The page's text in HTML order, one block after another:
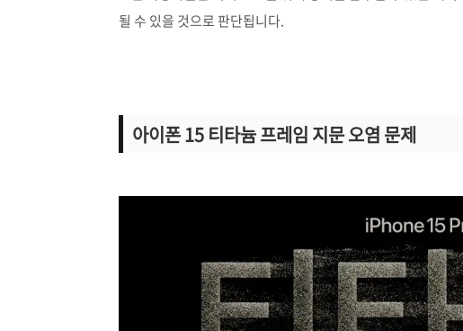
될 수 있을 것으로 판단됩니다.
아이폰 15 티타늄 프레임 지문 오염 문제